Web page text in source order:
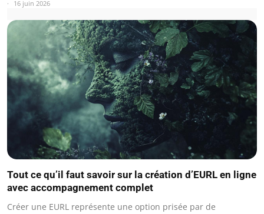
16 juin 2026
Tout ce qu’il faut savoir sur la création d’EURL en ligne
avec accompagnement complet
Créer une EURL représente une option prisée par de